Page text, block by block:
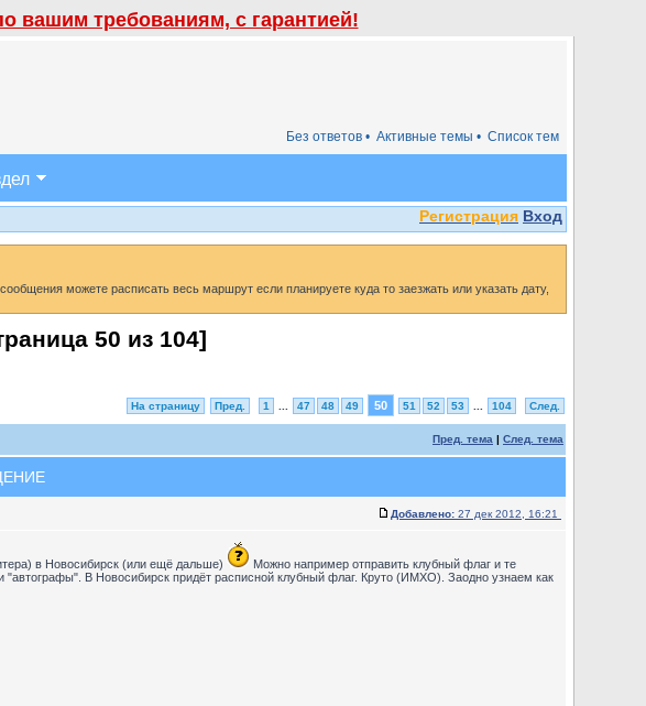
вашим требованиям, с гарантией!
Список тем
Активные темы •
Без ответов •
Регистрация Вход
можете расписать весь маршрут если планируете куда то заезжать или указать дату,
50 из 104]
На страницу Пред. 1 47 48 49 50 51 52 53 104 След.
Пред. тема | След. тема
Добавлено: 27 дек 2012, 16:21
в Новосибирск (или ещё дальше)
Можно например отправить клубный флаг и те
"автографы". В Новосибирск придёт расписной клубный флаг. Круто (ИМХО). Заодно узнаем как